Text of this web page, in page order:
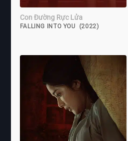
Con Đường Rực Lửa
FALLING INTO YOU (2022)